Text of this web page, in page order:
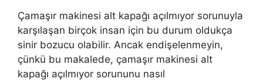
Çamaşır makinesi alt kapağı açılmıyor sorunuyla
karşılaşan birçok insan için bu durum oldukça
sinir bozucu olabilir. Ancak endişelenmeyin,
çünkü bu makalede, çamaşır makinesi alt
kapağı açılmıyor sorununu nasıl